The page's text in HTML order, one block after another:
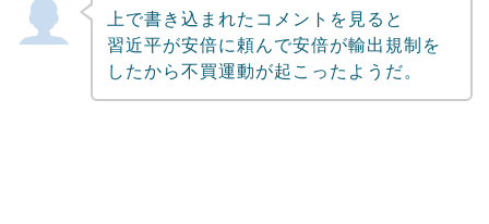
上で書き込まれたコメントを見ると
習近平が安倍に頼んで安倍が輸出規制を
したから不買運動が起こったようだ。